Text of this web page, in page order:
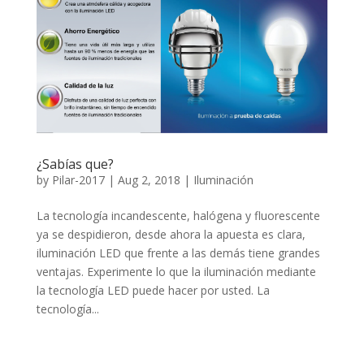
¿Sabías que?
by Pilar-2017| Aug 2, 2018 | Iluminación
La tecnología incandescente, halógena y fluorescente
ya se despidieron, desde ahora la apuesta es clara,
iluminación LED que frente a las demás tiene grandes
ventajas. Experimente lo que la iluminación mediante
la tecnología LED puede hacer por usted. La
tecnología...